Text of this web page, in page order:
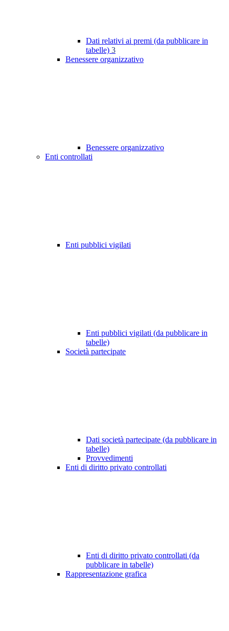
Dati relativi ai premi (da pubblicare in
tabelle) 3
Benessere organizzativo
Benessere organizzativo
Enti controllati
Enti pubblici vigilati
Enti pubblici vigilati (da pubblicare in
tabelle)
Società partecipate
Dati società partecipate (da pubblicare in
tabelle)
Provvedimenti
Enti di diritto privato controllati
Enti di diritto privato controllati (da
pubblicare in tabelle)
Rappresentazione grafica